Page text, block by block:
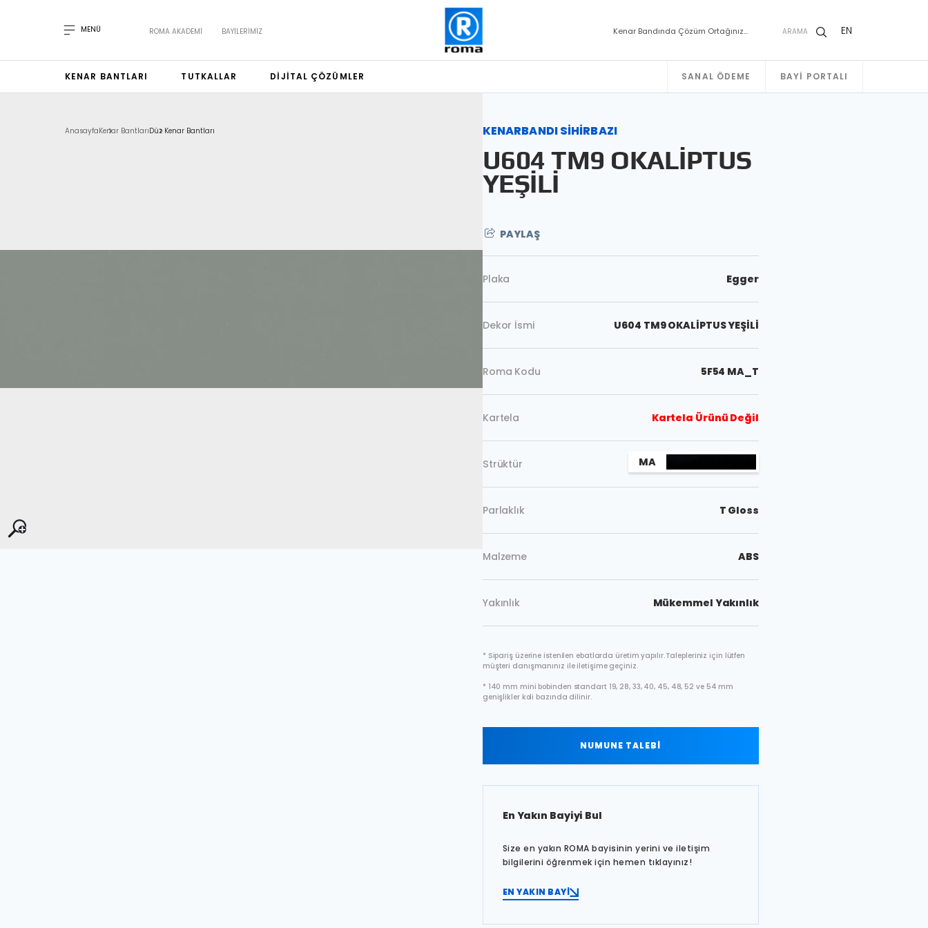
MENÜ ROMA AKADEMI BAYILERIMIZ Kenar Bandında Çözüm Ortağınız… ARAMA EN
KENAR BANTLARI TUTKALLAR DIJITAL ÇÖZÜMLER SANAL ÖDEME BAYI PORTALI
AnasayfaKenar BantlarıDüz Kenar Bantları KENARBANDI SİHİRBAZI
U604 TM9 OKALİPTUS
YEŞİLİ
PAYLAŞ
Plaka Egger
Dekor İsmi U604 TM9 OKALİPTUS YEŞİLİ
Roma Kodu 5F54 MA_T
Kartela Kartela Ürünü Değil
Strüktür MA
Parlaklık T Gloss
Malzeme ABS
Yakınlık Mükemmel Yakınlık
* Sipariş üzerine istenilen ebatlarda üretim yapılır. Talepleriniz için lütfen
müşteri danışmanınız ile iletişime geçiniz.
* 140 mm mini bobinden standart 19, 28, 33, 40, 45, 48, 52 ve 54 mm
genişlikler koli bazında dilinir.
NUMUNE TALEBİ
En Yakın Bayiyi Bul
Size en yakın ROMA bayisinin yerini ve iletişim
bilgilerini öğrenmek için hemen tıklayınız!
EN YAKIN BAYİ